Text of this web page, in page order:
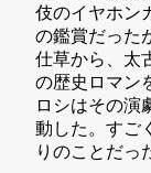
伎のイヤホン
の鑑賞だった
仕草から、太
の歴史ロマン
ロシはその演
動した。すご
りのことだっ